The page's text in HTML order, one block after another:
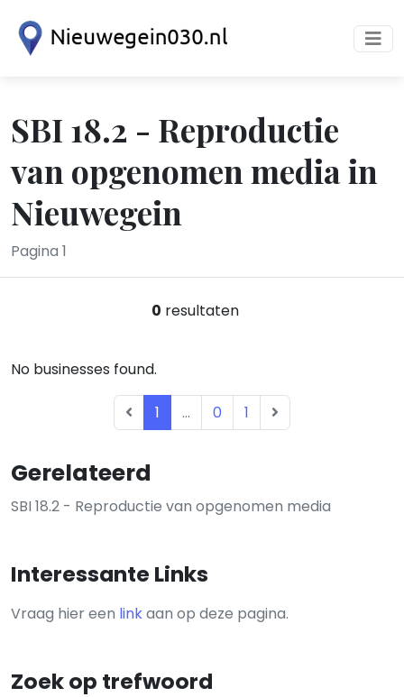
SBI 18.2 - Reproductie
van opgenomen media in
Nieuwegein
Pagina 1
Gerelateerd
SBI 18.2 - Reproductie van opgenomen media
Interessante Links
Vraag hier een linkaan op deze pagina.
Zoek op trefwoord
0 resultaten
No businesses found.
1 ... 0 1